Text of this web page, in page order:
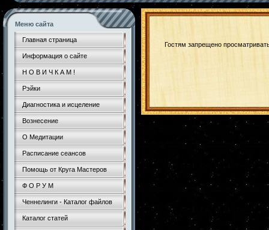
Меню сайта
Главная страница
Информация о сайте
Н О В И Ч К А М !
Рэйки
Диагностика и исцеление
Вознесение
О Медитации
Расписание сеансов
Помощь от Круга Мастеров
Ф О Р У М
Ченнелинги - Каталог файлов
Каталог статей
Гостям запрещено